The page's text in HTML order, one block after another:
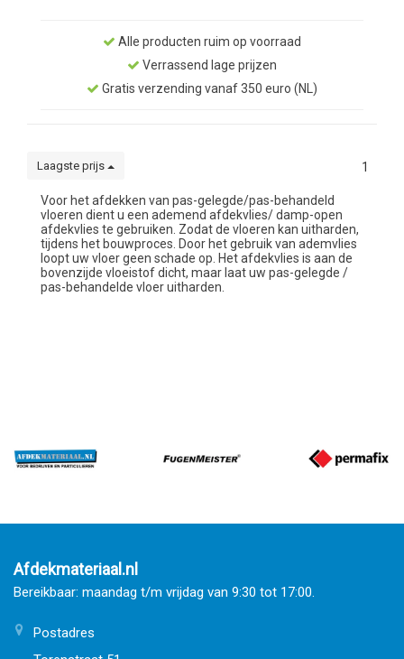
Alle producten ruim op voorraad
Verrassend lage prijzen
Gratis verzending vanaf 350 euro (NL)
Laagste prijs 1
Voor het afdekken van pas-gelegde/pas-behandeld
vloeren dient u een ademend afdekvlies/ damp-open
afdekvlies te gebruiken. Zodat de vloeren kan uitharden,
tijdens het bouwproces. Door het gebruik van ademvlies
loopt uw vloer geen schade op. Het afdekvlies is aan de
bovenzijde vloeistof dicht, maar laat uw pas-gelegde /
pas-behandelde vloer uitharden.
Afdekmateriaal.nl
Bereikbaar: maandag t/m vrijdag van 9:30 tot 17:00.
Postadres